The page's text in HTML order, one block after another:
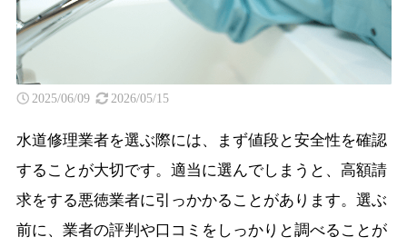
2025/06/09 2026/05/15
水道修理業者を選ぶ際には、まず値段と安全性を確認
することが大切です。適当に選んでしまうと、高額請
求をする悪徳業者に引っかかることがあります。選ぶ
前に、業者の評判や口コミをしっかりと調べることが